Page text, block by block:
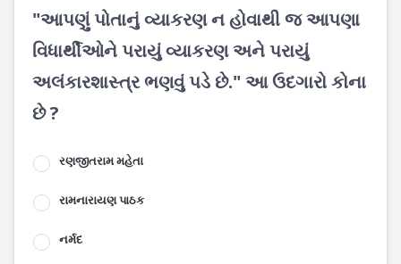
"આપણું પોતાનું વ્યાકરણ ન હોવાથી જ આપણા
વિધાર્થીઓને પરાયું વ્યાકરણ અને પરાયું
અલંકારશાસ્ત્ર ભણવું પડે છે." આ ઉદગારો કોના
છે ?
રણજીતરામ મહેતા
રામનારાયણ પાઠક
નર્મદ